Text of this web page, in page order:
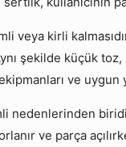
veya kirli
şekilde küçük
ve uygun
nedenlerinden
ve parça